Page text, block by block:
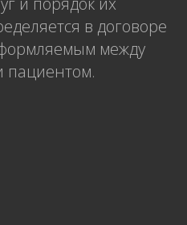
в договоре
между
пациентом.